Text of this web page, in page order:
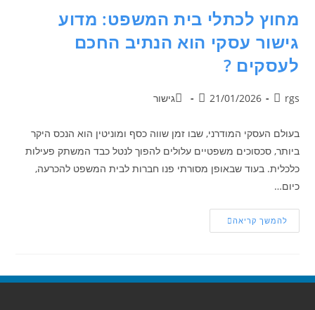
מחוץ לכתלי בית המשפט: מדוע
גישור עסקי הוא הנתיב החכם
לעסקים ?
rgs
21/01/2026 גישור
בעולם העסקי המודרני, שבו זמן שווה כסף ומוניטין הוא הנכס היקר
ביותר, סכסוכים משפטיים עלולים להפוך לנטל כבד המשתק פעילות
כלכלית. בעוד שבאופן מסורתי פנו חברות לבית המשפט להכרעה,
כיום…
להמשך קריאה